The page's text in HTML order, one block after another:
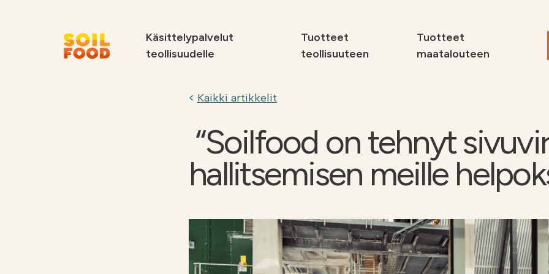
teollisuudelle
teollisuuteen
maatalouteen
Suosittelemme
Palvelut
metsäteollisuudelle
Ota yhteyttä
Miksi
Ota
Kaikki artikkelit
“Soilfood on tehnyt
hallitsemisen meille